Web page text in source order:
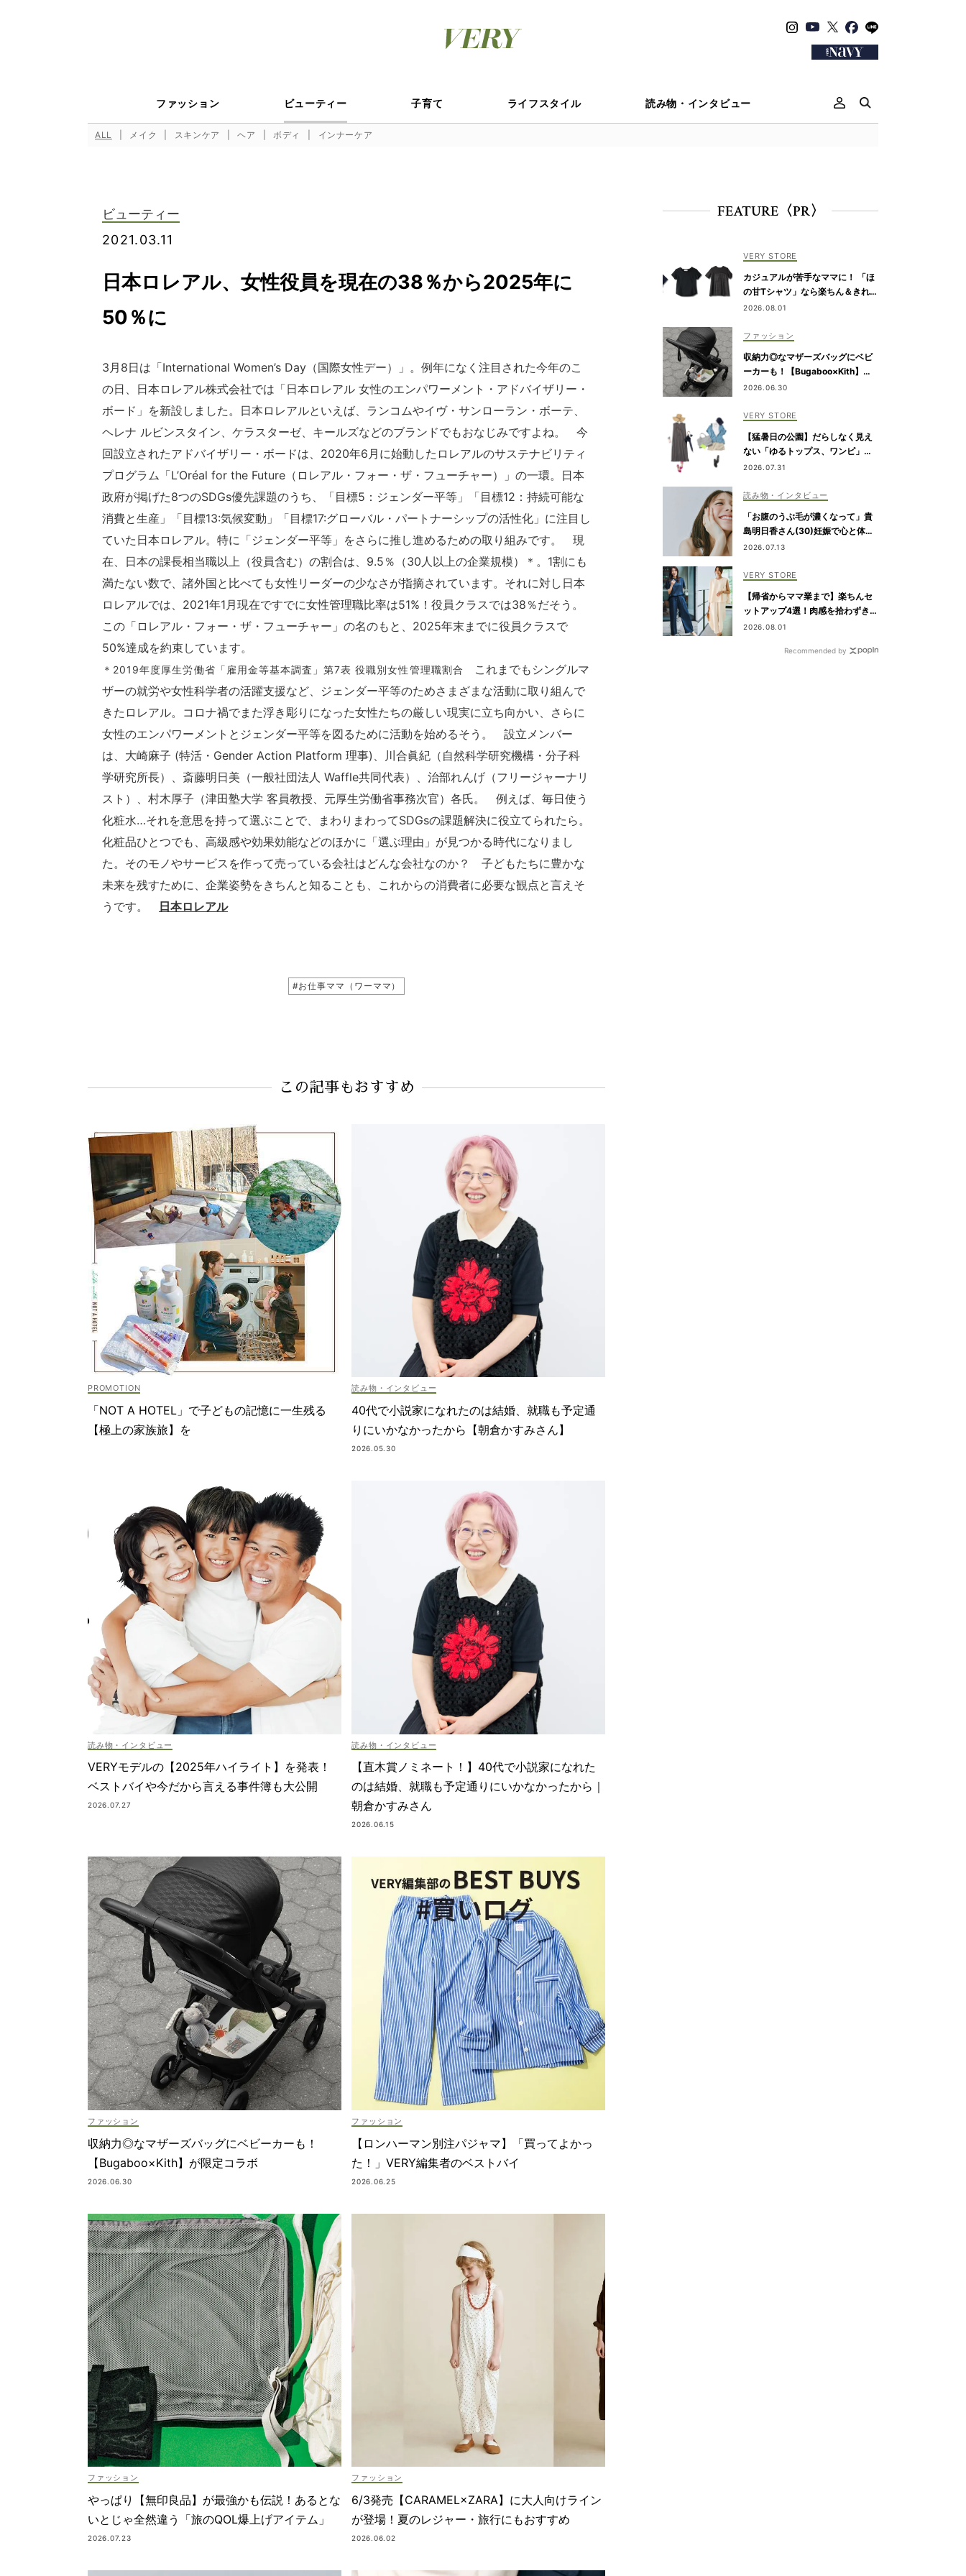
ファッション ビューティー 子育て ライフスタイル 読み物・インタビュー
ALL メイク スキンケア ヘア ボディ インナーケア
ビューティー
2021.03.11
日本ロレアル、女性役員を現在の38％から2025年に
50％に
3月8日は「International Women’s Day（国際女性デー）」。例年になく注目された今年のこ
の日、日本ロレアル株式会社では「日本ロレアル 女性のエンパワーメント・アドバイザリー・
ボード」を新設しました。日本ロレアルといえば、ランコムやイヴ・サンローラン・ボーテ、
ヘレナ ルビンスタイン、ケラスターゼ、キールズなどのブランドでもおなじみですよね。 今
回設立されたアドバイザリー・ボードは、2020年6月に始動したロレアルのサステナビリティ
プログラム「L’Oréal for the Future（ロレアル・フォー・ザ・フューチャー）」の一環。日本
政府が掲げた8つのSDGs優先課題のうち、「目標5：ジェンダー平等」「目標12：持続可能な
消費と生産」「目標13:気候変動」「目標17:グローバル・パートナーシップの活性化」に注目し
ていた日本ロレアル。特に「ジェンダー平等」をさらに推し進めるための取り組みです。 現
在、日本の課長相当職以上（役員含む）の割合は、9.5％（30人以上の企業規模）＊。1割にも
満たない数で、諸外国と比べても女性リーダーの少なさが指摘されています。それに対し日本
ロレアルでは、2021年1月現在ですでに女性管理職比率は51%！役員クラスでは38％だそう。
この「ロレアル・フォー・ザ・フューチャー」の名のもと、2025年末までに役員クラスで
50%達成を約束しています。
＊2019年度厚生労働省「雇用金等基本調査」第7表 役職別女性管理職割合
これまでもシングルマ
ザーの就労や女性科学者の活躍支援など、ジェンダー平等のためさまざまな活動に取り組んで
きたロレアル。コロナ禍でまた浮き彫りになった女性たちの厳しい現実に立ち向かい、さらに
女性のエンパワーメントとジェンダー平等を図るために活動を始めるそう。 設立メンバー
は、大崎麻子 (特活・Gender Action Platform 理事)、川合眞紀（自然科学研究機構・分子科
学研究所長）、斎藤明日美（一般社団法人 Waffle共同代表）、治部れんげ（フリージャーナリ
スト）、村木厚子（津田塾大学 客員教授、元厚生労働省事務次官）各氏。 例えば、毎日使う
化粧水…それを意思を持って選ぶことで、まわりまわってSDGsの課題解決に役立てられたら。
化粧品ひとつでも、高級感や効果効能などのほかに「選ぶ理由」が見つかる時代になりまし
た。そのモノやサービスを作って売っている会社はどんな会社なのか？ 子どもたちに豊かな
未来を残すために、企業姿勢をきちんと知ることも、これからの消費者に必要な観点と言えそ
うです。 日本ロレアル
#お仕事ママ（ワーママ）
この記事もおすすめ
「NOT A HOTEL」で子どもの記憶に一生残る
【極上の家族旅】を
読み物・インタビュー
40代で小説家になれたのは結婚、就職も予定通
りにいかなかったから【朝倉かすみさん】
2026.05.30
読み物・インタビュー
VERYモデルの【2025年ハイライト】を発表！
ベストバイや今だから言える事件簿も大公開
2026.07.27
読み物・インタビュー
【直木賞ノミネート！】40代で小説家になれた
のは結婚、就職も予定通りにいかなかったから｜
朝倉かすみさん
2026.06.15
ファッション
収納力◎なマザーズバッグにベビーカーも！
【Bugaboo×Kith】が限定コラボ
2026.06.30
ファッション
【ロンハーマン別注パジャマ】「買ってよかっ
た！」VERY編集者のベストバイ
2026.06.25
ファッション
やっぱり【無印良品】が最強かも伝説！あるとな
いとじゃ全然違う「旅のQOL爆上げアイテム」
2026.07.23
ファッション
6/3発売【CARAMEL×ZARA】に大人向けライン
が登場！夏のレジャー・旅行にもおすすめ
2026.06.02
FEATURE〈PR〉
VERY STORE
カジュアルが苦手なママに！ 「ほ
の甘Tシャツ」なら楽ちん＆きれい
めに決まる
2026.08.01
ファッション
収納力◎なマザーズバッグにベビ
ーカーも！【Bugaboo×Kith】が
限定コラボ
2026.06.30
VERY STORE
【猛暑日の公園】だらしなく見え
ない「ゆるトップス、ワンピ」コ
ーデ
2026.07.31
読み物・インタビュー
「お腹のうぶ毛が濃くなって」貴
島明日香さん(30)妊娠で心と体に
生じた変化も「愛しいです」
2026.07.13
VERY STORE
【帰省からママ業まで】楽ちんセ
ットアップ4選！肉感を拾わずきれ
い見え
2026.08.01
Recommended by